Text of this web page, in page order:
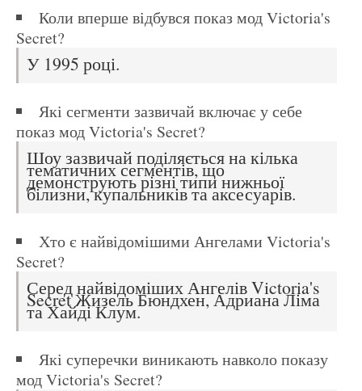
Коли вперше відбувся показ мод Victoria's
Secret?
У 1995 році.
Які сегменти зазвичай включає у себе
показ мод Victoria's Secret?
Шоу зазвичай поділяється на кілька
тематичних сегментів, що
демонструють різні типи нижньої
білизни, купальників та аксесуарів.
Хто є найвідомішими Ангелами Victoria's
Secret?
Серед найвідоміших Ангелів Victoria's
Secret Жизель Бюндхен, Адриана Ліма
та Хайді Клум.
Які суперечки виникають навколо показу
мод Victoria's Secret?